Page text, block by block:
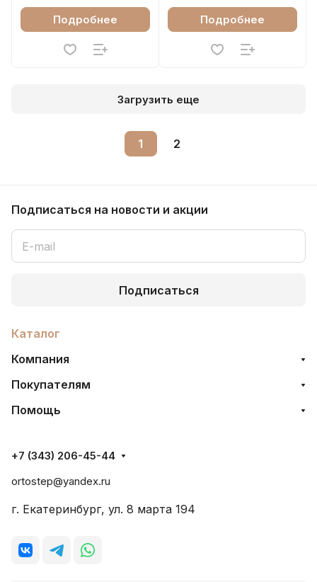
Подробнее Подробнее
Загрузить еще
1 2
Подписаться на новости и акции
Подписаться
Каталог
Компания
Покупателям
Помощь
+7 (343) 206-45-44
ortostep@yandex.ru
г. Екатеринбург, ул. 8 марта 194